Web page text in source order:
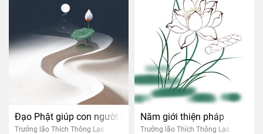
Đạo Phật giúp con người thoát khổ
Trưởng lão Thích Thông Lạc
Năm giới thiện pháp
Trưởng lão Thích Thông Lạc